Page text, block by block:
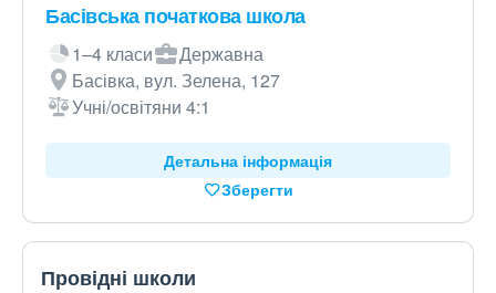
Басівська початкова школа
1–4 класи
Державна
Басівка, вул. Зелена, 127
Учні/освітяни 4:1
Детальна інформація
Зберегти
Провідні школи